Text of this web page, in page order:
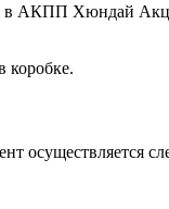
АКПП Хюндай
коробке.
осуществляется